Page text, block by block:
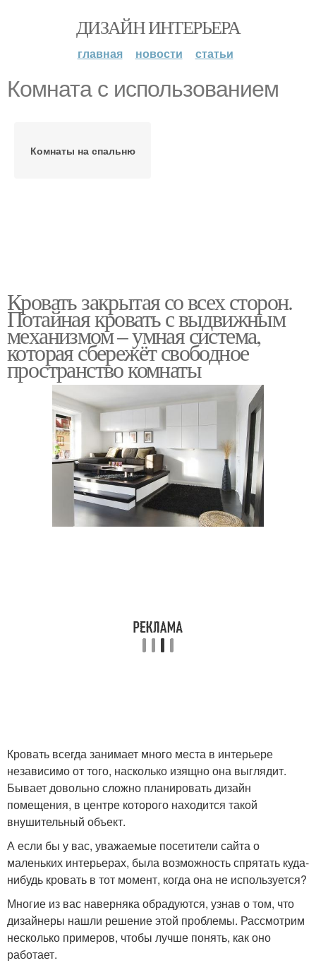
ДИЗАЙН ИНТЕРЬЕРА
главная новости статьи
Комната с использованием
Комнаты на спальню
Кровать закрытая со всех сторон.
Потайная кровать с выдвижным
механизмом – умная система,
которая сбережёт свободное
пространство комнаты
Кровать всегда занимает много места в интерьере
независимо от того, насколько изящно она выглядит.
Бывает довольно сложно планировать дизайн
помещения, в центре которого находится такой
внушительный объект.
А если бы у вас, уважаемые посетители сайта о
маленьких интерьерах, была возможность спрятать куда-
нибудь кровать в тот момент, когда она не используется?
Многие из вас наверняка обрадуются, узнав о том, что
дизайнеры нашли решение этой проблемы. Рассмотрим
несколько примеров, чтобы лучше понять, как оно
работает.